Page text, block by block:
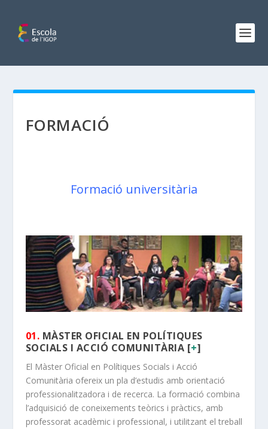
FORMACIÓ
Formació universitària
01. MÀSTER OFICIAL EN POLÍTIQUES
SOCIALS I ACCIÓ COMUNITÀRIA [+]
El Màster Oficial en Polítiques Socials i Acció
Comunitària ofereix un pla d’estudis amb orientació
professionalitzadora i de recerca. La formació combina
l’adquisició de coneixements teòrics i pràctics, amb
professorat acadèmic i professional, i utilitzant el treball